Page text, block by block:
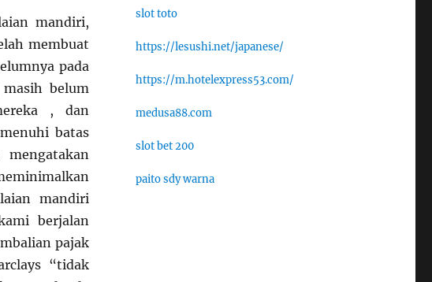
mandiri,
membuat
pada
belum
, dan
batas
mandiri
berjalan
pajak
“tidak
slot toto
https://lesushi.net/japanese/
https://m.hotelexpress53.com/
medusa88.com
slot bet 200
paito sdy warna